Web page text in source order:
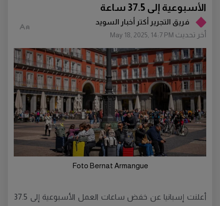
فريق التجرير أكتر أخبار السويد
أخر تحديث May 18, 2025, 14:7 PM
الأسبوعية إلى 37.5 ساعة
Foto Bernat Armangue
أعلنت إسبانيا عن خفض ساعات العمل الأسبوعية إلى 37.5